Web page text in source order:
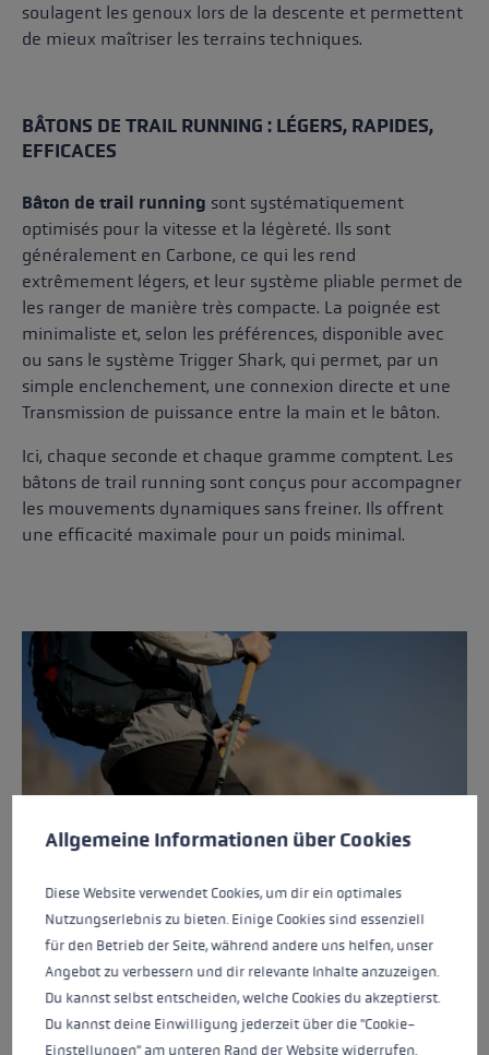
soulagent les genoux lors de la descente et permettent
de mieux maîtriser les terrains techniques.
BÂTONS DE TRAIL RUNNING : LÉGERS, RAPIDES,
EFFICACES
Bâton de trail running sont systématiquement
optimisés pour la vitesse et la légèreté. Ils sont
généralement en Carbone, ce qui les rend
extrêmement légers, et leur système pliable permet de
les ranger de manière très compacte. La poignée est
minimaliste et, selon les préférences, disponible avec
ou sans le système Trigger Shark, qui permet, par un
simple enclenchement, une connexion directe et une
Transmission de puissance entre la main et le bâton.
Ici, chaque seconde et chaque gramme comptent. Les
bâtons de trail running sont conçus pour accompagner
les mouvements dynamiques sans freiner. Ils offrent
une efficacité maximale pour un poids minimal.
Préférences en matière de cookies
Allgemeine Informationen über Cookies
Diese Website verwendet Cookies, um dir ein optimales
Nutzungserlebnis zu bieten. Einige Cookies sind essenziell
für den Betrieb der Seite, während andere uns helfen, unser
Angebot zu verbessern und dir relevante Inhalte anzuzeigen.
Du kannst selbst entscheiden, welche Cookies du akzeptierst.
Du kannst deine Einwilligung jederzeit über die "Cookie-
Einstellungen" am unteren Rand der Website widerrufen.